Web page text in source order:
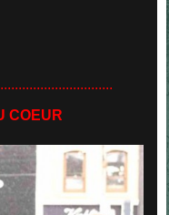
COEUR